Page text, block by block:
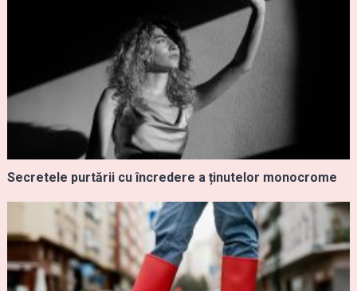
Secretele purtării cu încredere a ținutelor monocrome